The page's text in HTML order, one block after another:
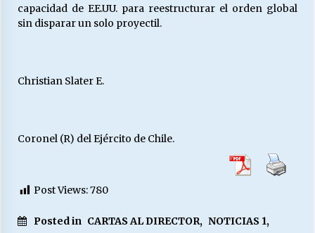
capacidad de EE.UU. para reestructurar el orden global
sin disparar un solo proyectil.
Christian Slater E.
Coronel (R) del Ejército de Chile.
Post Views:780
Posted in CARTAS AL DIRECTOR, NOTICIAS 1,